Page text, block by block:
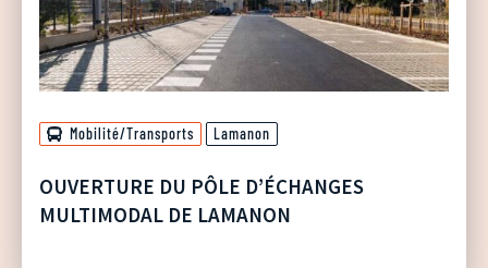
Mobilité/Transports Lamanon
OUVERTURE DU PÔLE D’ÉCHANGES
MULTIMODAL DE LAMANON